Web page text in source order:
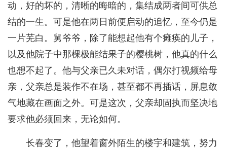
动，好的坏的，清晰的晦暗的，集结成两者间可供总
结的一生。可是他在两日前便启动的追忆，至今仍是
一片芜白。舅爷爷，除了能想起他有个瘫痪的儿子，
以及他院子中那棵极能结果子的樱桃树，他真的什么
也想不起了。他与父亲已久未对话，偶尔打视频给母
亲，父亲总是装作不在场，甚至都不再插话，屏息敛
气地藏在画面之外。可是这次，父亲却固执而坚决地
要求他必须回来，无论如何。
长春变了，他望着窗外陌生的楼宇和建筑，努力